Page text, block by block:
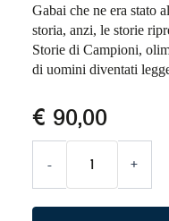
Gabai che ne era stato
storia, anzi, le storie
Storie di Campioni,
di uomini diventati
€ 90,00
-
Leggenda.
Circolo
+